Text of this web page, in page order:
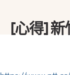
[心得] 新